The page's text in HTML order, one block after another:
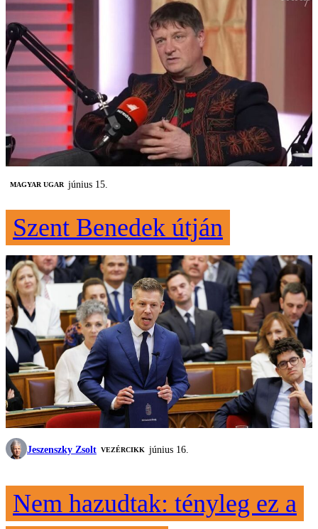
MAGYAR UGAR június 15.
Szent Benedek útján
Jeszenszky Zsolt VEZÉRCIKK június 16.
Nem hazudtak: tényleg ez a